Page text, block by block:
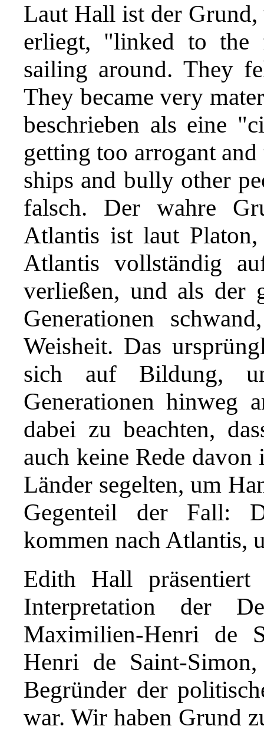
Laut Hall ist der
erliegt, "linked to
sailing around. They
They became very
beschrieben als eine
getting too arrogant
ships and bully other
falsch. Der wahre
Atlantis ist laut
Atlantis vollständig
verließen, und als der
Generationen
Weisheit. Das
sich auf Bildung,
Generationen hinweg
dabei zu beachten,
auch keine Rede
Länder segelten, um
Gegenteil der Fall:
kommen nach Atlantis,
Edith Hall
Interpretation der
Maximilien-Henri de
Henri de Saint-
Begründer der
war. Wir haben Grund